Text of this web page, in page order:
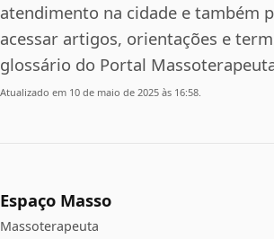
atendimento na cidade e também
acessar artigos, orientações e
glossário do Portal
Atualizado em 10 de maio de 2025 às 16:58.
Espaço Masso
Massoterapeuta